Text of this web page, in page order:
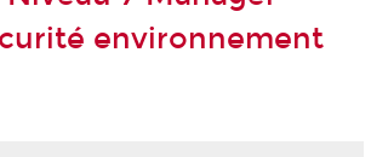
environnement